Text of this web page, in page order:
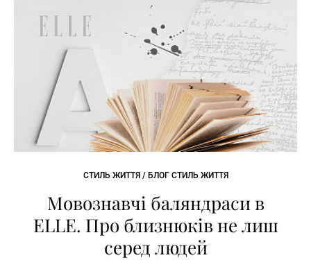
СТИЛЬ ЖИТТЯ / БЛОГ СТИЛЬ ЖИТТЯ
Мовознавчі баляндраси в
ELLE. Про близнюків не лиш
серед людей